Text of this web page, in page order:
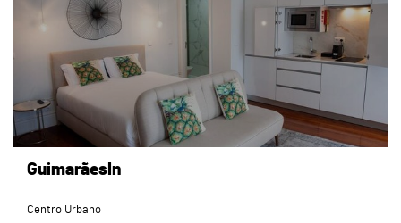
GuimarãesIn
Centro Urbano